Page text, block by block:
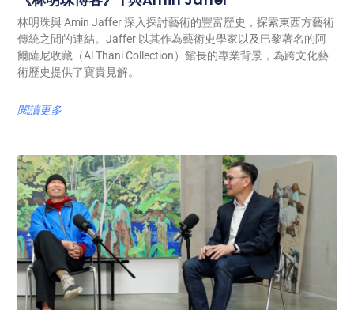
林明珠與 Amin Jaffer 深入探討藝術的豐富歷史，探索東西方藝術
傳統之間的連結。Jaffer 以其作為藝術史學家以及巴黎著名的阿
爾薩尼收藏（Al Thani Collection）館長的專業背景，為跨文化藝
術歷史提供了寶貴見解。
閱讀更多